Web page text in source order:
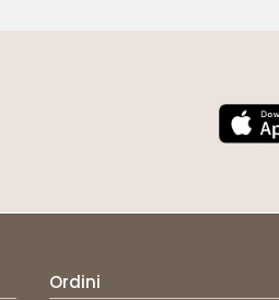
Ordini